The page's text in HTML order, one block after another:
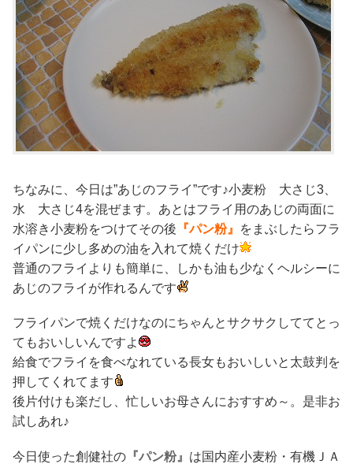
ちなみに、今日は”あじのフライ”です♪小麦粉 大さじ3、
水 大さじ4を混ぜます。あとはフライ用のあじの両面に
水溶き小麦粉をつけてその後 『パン粉』
をまぶしたらフラ
イパンに少し多めの油を入れて焼くだけ
普通のフライよりも簡単に、しかも油も少なくヘルシーに
あじのフライが作れるんです
フライパンで焼くだけなのにちゃんとサクサクしててとっ
てもおいしいんですよ
給食でフライを食べなれている長女もおいしいと太鼓判を
押してくれてます
後片付けも楽だし、忙しいお母さんにおすすめ～。是非お
試しあれ♪
今日使った創健社の 『パン粉』 は国内産小麦粉・有機ＪＡ